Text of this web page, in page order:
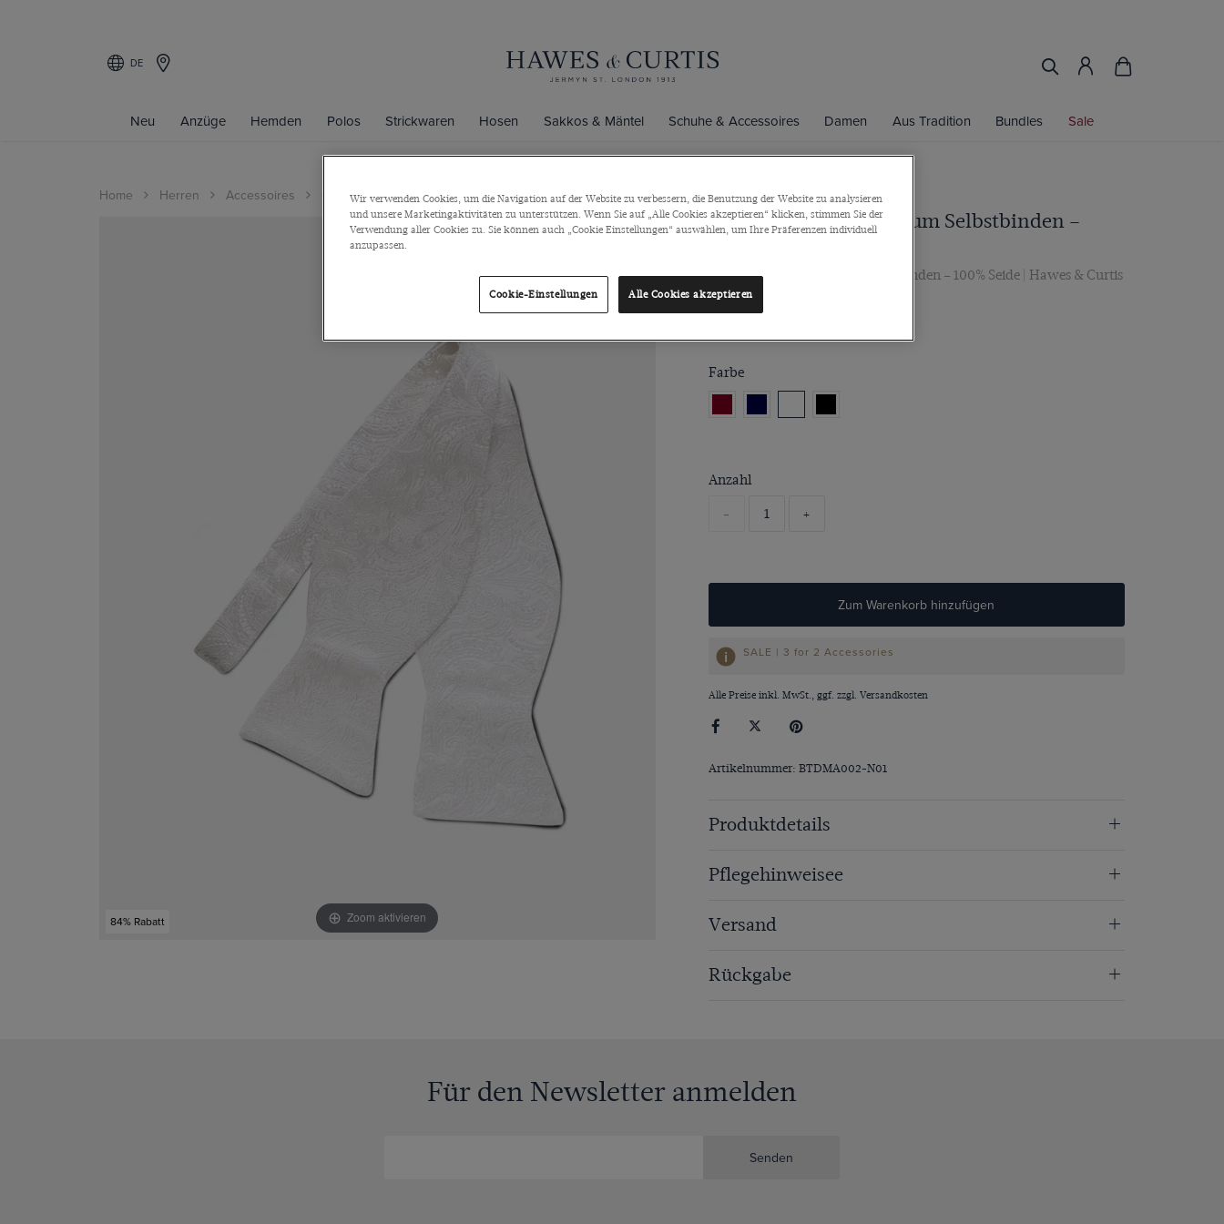
DE
Neu Anzüge Hemden Polos Strickwaren Hosen Sakkos & Mäntel Schuhe & Accessoires Damen Aus Tradition Bundles Sale
Home Herren Accessoires Geschenkideen
84% Rabatt Zoom aktivieren
Weiße Paisley Fliege zum Selbstbinden –
Weiße Paisley Fliege zum Selbstbinden – 100% Seide | Hawes & Curtis
Farbe
Anzahl
- +
Zum Warenkorb hinzufügen
SALE | 3 for 2 Accessories
Alle Preise inkl. MwSt., ggf. zzgl. Versandkosten
Artikelnummer: BTDMA002-N01
Produktdetails
Pflegehinweisee
Versand
Rückgabe
Für den Newsletter anmelden
Senden
Wir verwenden Cookies, um die Navigation auf der Website zu verbessern, die Benutzung der Website zu analysieren
und unsere Marketingaktivitäten zu unterstützen. Wenn Sie auf „Alle Cookies akzeptieren“ klicken, stimmen Sie der
Verwendung aller Cookies zu. Sie können auch „Cookie Einstellungen“ auswählen, um Ihre Präferenzen individuell
anzupassen.
Cookie-Einstellungen Alle Cookies akzeptieren